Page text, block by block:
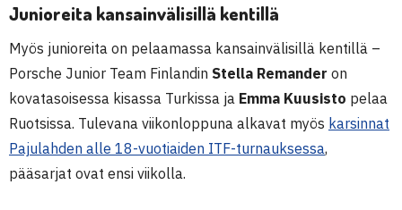
Junioreita kansainvälisillä kentillä
Myös junioreita on pelaamassa kansainvälisillä kentillä –
Porsche Junior Team Finlandin Stella Remander on
kovatasoisessa kisassa Turkissa ja Emma Kuusisto pelaa
Ruotsissa. Tulevana viikonloppuna alkavat myös karsinnat
Pajulahden alle 18-vuotiaiden ITF-turnauksessa,
pääsarjat ovat ensi viikolla.